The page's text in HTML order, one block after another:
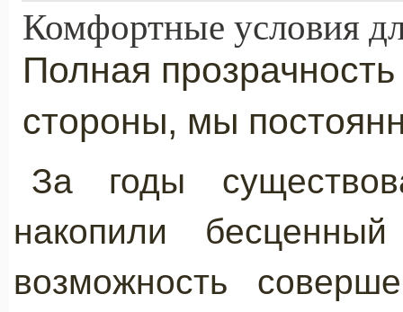
Комфортные условия
Полная
стороны, мы
За годы
накопили
возможность